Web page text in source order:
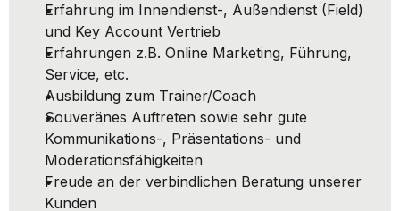
Erfahrung im Innendienst-, Außendienst (Field)
und Key Account Vertrieb
Erfahrungen z.B. Online Marketing, Führung,
Service, etc.
Ausbildung zum Trainer/Coach
Souveränes Auftreten sowie sehr gute
Kommunikations-, Präsentations- und
Moderationsfähigkeiten
Freude an der verbindlichen Beratung unserer
Kunden